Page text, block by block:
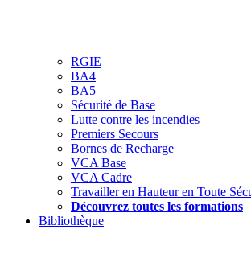
RGIE
BA4
BA5
Sécurité de Base
Lutte contre les incendies
Premiers Secours
Bornes de Recharge
VCA Base
VCA Cadre
Travailler en Hauteur en Toute
Découvrez toutes les formations
Bibliothèque